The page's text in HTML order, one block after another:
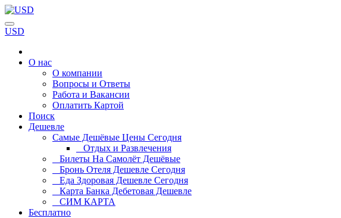
USD
О нас
О компании
Вопросы и Ответы
Работа и Вакансии
Оплатить Картой
Поиск
Дешевле
Самые Дешёвые Цены Сегодня
Отдых и Развлечения
Билеты На Самолёт Дешёвые
Бронь Отеля Дешевле Сегодня
Еда Здоровая Дешевле Сегодня
Карта Банка Дебетовая Дешевле
СИМ КАРТА
Бесплатно